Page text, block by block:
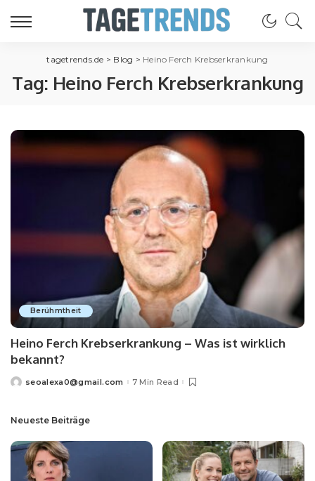
tagetrends.de > Blog > Heino Ferch Krebserkrankung
Tag: Heino Ferch Krebserkrankung
Berühmtheit
Heino Ferch Krebserkrankung – Was ist wirklich
bekannt?
seoalexa0@gmail.com 7 Min Read
Neueste Beiträge